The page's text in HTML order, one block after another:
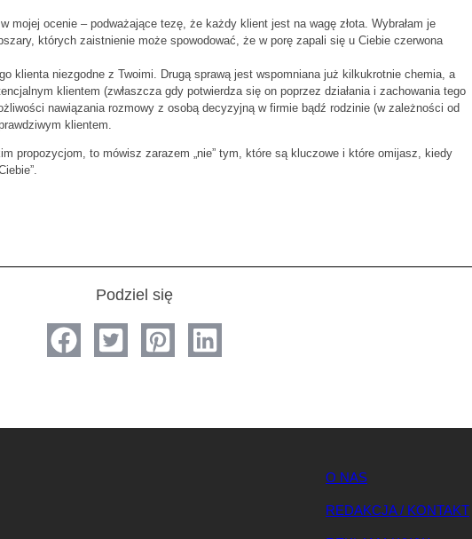
mojej ocenie – podważające tezę, że każdy klient jest na wagę złota. Wybrałam je
których zaistnienie może spowodować, że w porę zapali się u Ciebie czerwona
klienta niezgodne z Twoimi. Drugą sprawą jest wspomniana już kilkukrotnie chemia, a
klientem (zwłaszcza gdy potwierdza się on poprzez działania i zachowania tego
nawiązania rozmowy z osobą decyzyjną w firmie bądź rodzinie (w zależności od
klientem.
propozycjom, to mówisz zarazem „nie” tym, które są kluczowe i które omijasz, kiedy
Podziel się
O NAS
REDAKCJA / KONTAKT